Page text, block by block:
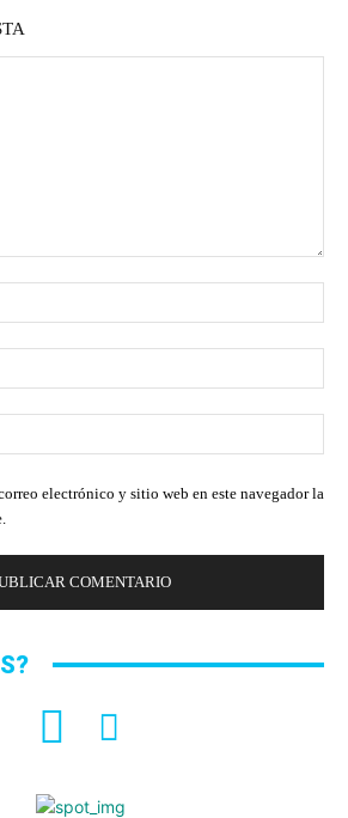
electrónico y sitio web en este navegador la